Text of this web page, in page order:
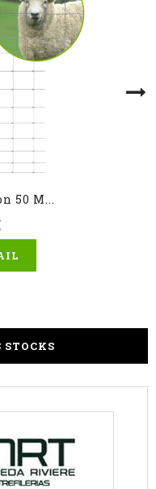
50 M...
STOCKS